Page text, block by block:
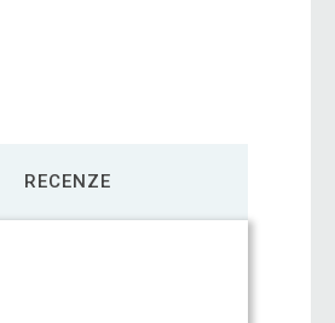
RECENZE